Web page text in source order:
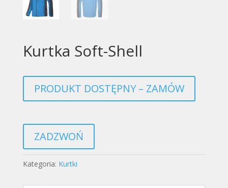
Kurtka Soft-Shell
PRODUKT DOSTĘPNY – ZAMÓW
ZADZWOŃ
Kategoria: Kurtki